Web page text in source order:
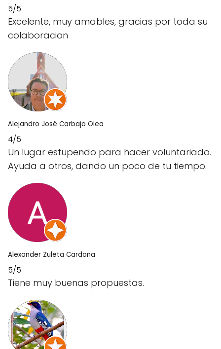
5/5
Excelente, muy amables, gracias por toda su
colaboracion
Alejandro José Carbajo Olea
4/5
Un lugar estupendo para hacer voluntariado.
Ayuda a otros, dando un poco de tu tiempo.
Alexander Zuleta Cardona
5/5
Tiene muy buenas propuestas.